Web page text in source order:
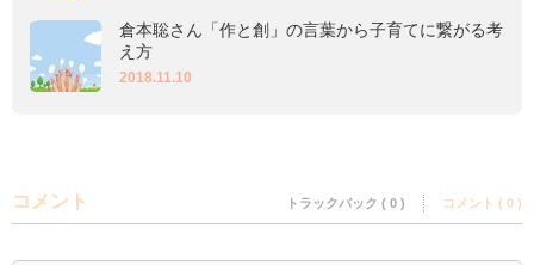
倉本聡さん「作と創」の言葉から子育てに繋がる考
え方
2018.11.10
コメント トラックバック ( 0 ) コメント ( 0 )